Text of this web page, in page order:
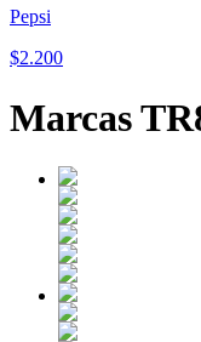
Pepsi
$2.200
Marcas